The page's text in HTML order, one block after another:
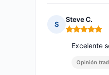
S
Steve C.
Nota: 5 de 5
Excelente
Opinión